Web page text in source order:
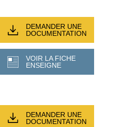
DEMANDER UNE
DOCUMENTATION
VOIR LA FICHE
ENSEIGNE
DEMANDER UNE
DOCUMENTATION